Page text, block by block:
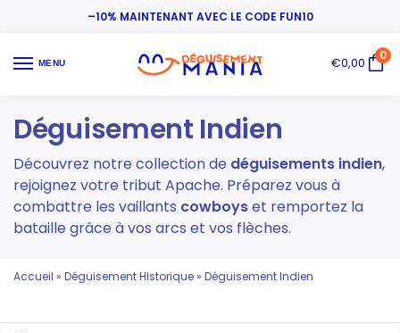
–10% MAINTENANT AVEC LE CODE FUN10
MENU
0
€0,00
Déguisement Indien
Découvrez notre collection de déguisements indien,
rejoignez votre tribut Apache. Préparez vous à
combattre les vaillants cowboyset remportez la
bataille grâce à vos arcs et vos flèches.
Accueil » Déguisement Historique» Déguisement Indien